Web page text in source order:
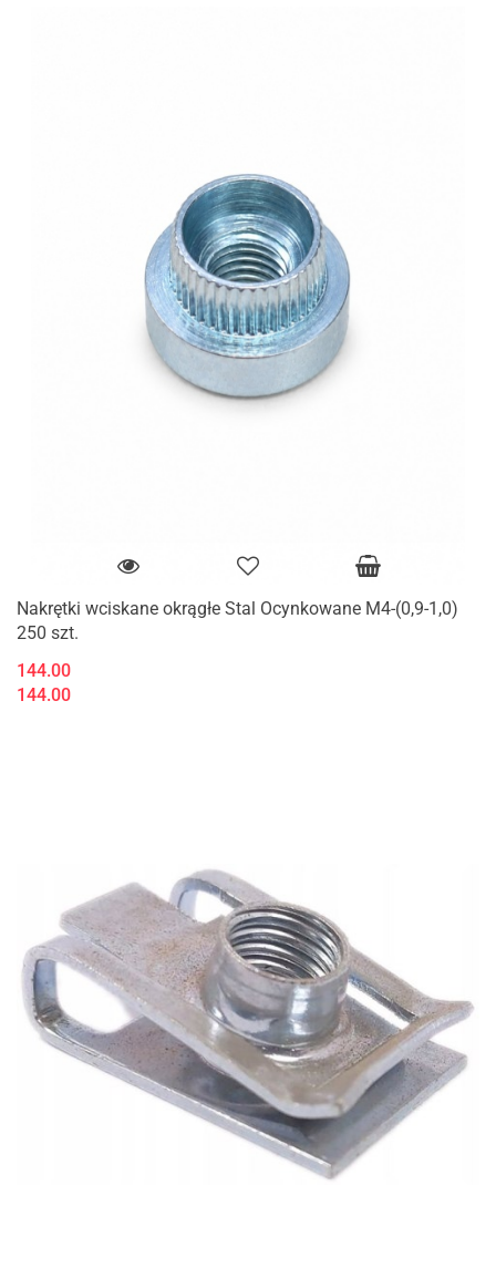
Nakrętki wciskane okrągłe Stal Ocynkowane M4-(0,9-1,0)
250 szt.
144.00
144.00